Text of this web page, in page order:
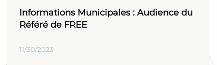
Informations Municipales : Audience du
Référé de FREE
11/30/2023